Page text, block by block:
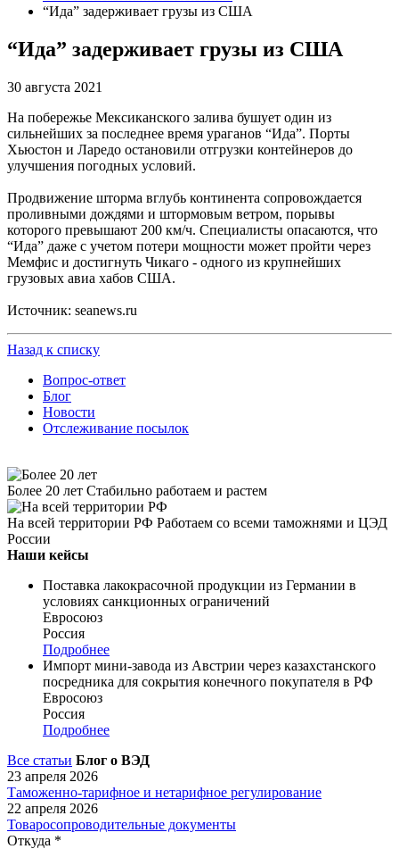
“Ида” задерживает грузы из США
“Ида” задерживает грузы из США
30 августа 2021
На побережье Мексиканского залива бушует один из
сильнейших за последнее время ураганов “Ида”. Порты
Хьюстон и Ларедо остановили отгрузки контейнеров до
улучшения погодных условий.
Продвижение шторма вглубь континента сопровождается
проливными дождями и штормовым ветром, порывы
которого превышают 200 км/ч. Специалисты опасаются, что
“Ида” даже с учетом потери мощности может пройти через
Мемфис и достигнуть Чикаго - одного из крупнейших
грузовых авиа хабов США.
Источник: seanews.ru
Назад к списку
Вопрос-ответ
Блог
Новости
Отслеживание посылок
Более 20 лет Стабильно работаем и растем
На всей территории РФ Работаем со всеми таможнями и ЦЭД
России
Наши кейсы
Поставка лакокрасочной продукции из Германии в
условиях санкционных ограничений
Евросоюз
Россия
Подробнее
Импорт мини-завода из Австрии через казахстанского
посредника для сокрытия конечного покупателя в РФ
Евросоюз
Россия
Подробнее
Все статьи Блог о ВЭД
23 апреля 2026
Таможенно-тарифное и нетарифное регулирование
22 апреля 2026
Товаросопроводительные документы
Откуда *